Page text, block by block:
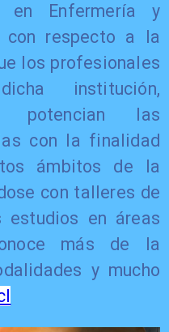
en Enfermería y
con respecto a la
los profesionales
institución,
potencian las
con la finalidad
ámbitos de la
con talleres de
estudios en áreas
más de la
y mucho